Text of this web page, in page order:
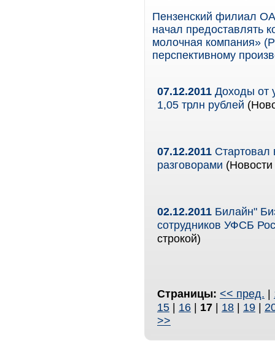
Пензенский филиал
начал предоставлять
молочная компания»
перспективному
07.12.2011 Доходы от
1,05 трлн рублей
07.12.2011 Стартовал
разговорами (Новости
02.12.2011 Билайн"
сотрудников УФСБ
строкой)
Страницы: << пред. |
15 | 16 | 17 | 18 | 19 |
>>